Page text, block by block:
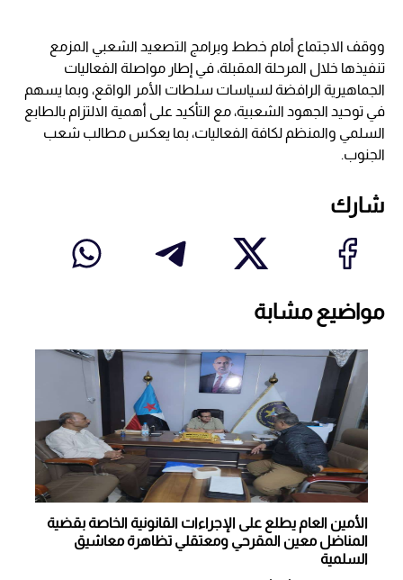
ووقف الاجتماع أمام خطط وبرامج التصعيد الشعبي المزمع
تنفيذها خلال المرحلة المقبلة، في إطار مواصلة الفعاليات
الجماهيرية الرافضة لسياسات سلطات الأمر الواقع، وبما يسهم
في توحيد الجهود الشعبية، مع التأكيد على أهمية الالتزام بالطابع
السلمي والمنظم لكافة الفعاليات، بما يعكس مطالب شعب
الجنوب.
شارك
مواضيع مشابة
الأمين العام يطلع على الإجراءات القانونية الخاصة بقضية
المناضل معين المقرحي ومعتقلي تظاهرة معاشيق
السلمية